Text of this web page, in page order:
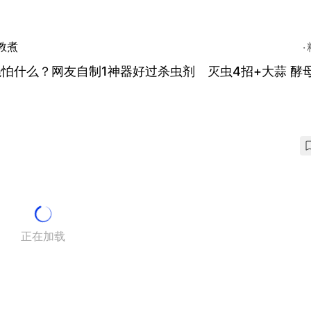
煮
什么？网友自制1神器好过杀虫剂 灭虫4招+大蒜 酵
正在加载